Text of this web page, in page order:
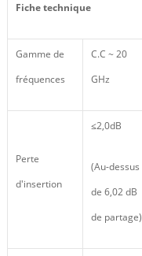
Fiche technique
Gamme de
fréquences
C.C ~ 20
GHz
Perte
d'insertion
≤2,0dB
(Au-dessus
de 6,02 dB
de partage)